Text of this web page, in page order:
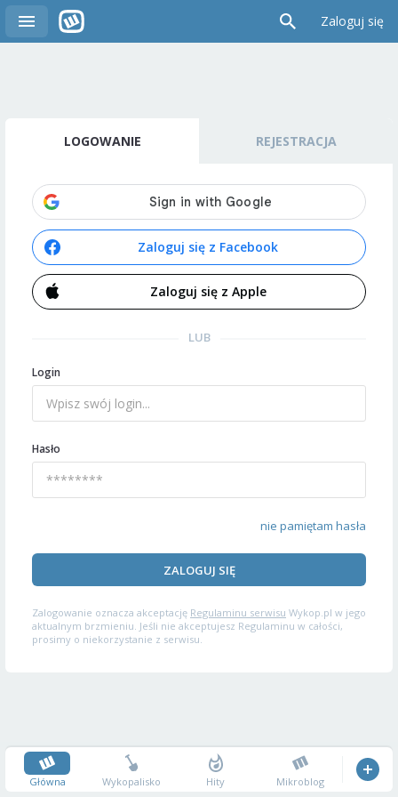
Zaloguj się
LOGOWANIE REJESTRACJA
Zaloguj się z Facebook
Zaloguj się z Apple
LUB
Login
Hasło
nie pamiętam hasła
ZALOGUJ SIĘ
Zalogowanie oznacza akceptację Regulaminu serwisu Wykop.pl w jego
aktualnym brzmieniu. Jeśli nie akceptujesz Regulaminu w całości,
prosimy o niekorzystanie z serwisu.
Główna Wykopalisko Hity Mikroblog